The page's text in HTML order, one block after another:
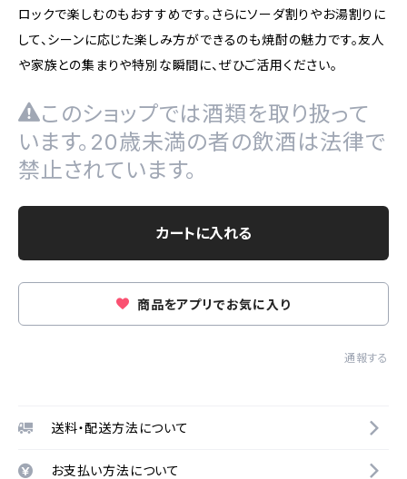
ロックで楽しむのもおすすめです。さらにソーダ割りやお湯割りに
して、シーンに応じた楽しみ方ができるのも焼酎の魅力です。友人
や家族との集まりや特別な瞬間に、ぜひご活用ください。
このショップでは酒類を取り扱って
います。20歳未満の者の飲酒は法律で
禁止されています。
カートに入れる
商品をアプリでお気に入り
通報する
送料・配送方法について
お支払い方法について